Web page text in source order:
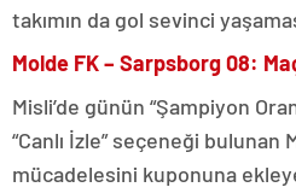
takımın da gol sevinci
Molde FK – Sarpsborg 08:
Misli’de günün “Şampiyon
“Canlı İzle” seçeneği bulunan
mücadelesini kuponuna